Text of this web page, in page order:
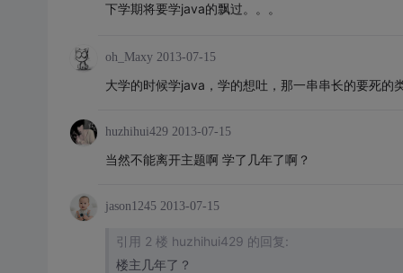
下学期将要学java的飘过。。。
oh_Maxy 2013-07-15
大学的时候学java，学的想吐，那一串串长的要死的
huzhihui429 2013-07-15
当然不能离开主题啊 学了几年了啊？
jason1245 2013-07-15
引用 2 楼 huzhihui429 的回复:
楼主几年了？